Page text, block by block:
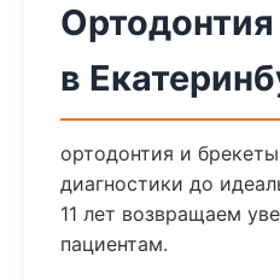
в
ортодонтия и
диагностики до
11 лет возвращаем
пациентам.